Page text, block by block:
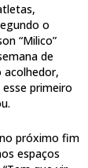
o
“Milico”
de
acolhedor,
primeiro
próximo fim
espaços